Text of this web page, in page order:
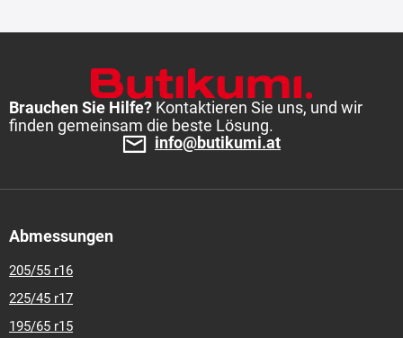
Brauchen Sie Hilfe? Kontaktieren Sie uns, und wir
finden gemeinsam die beste Lösung.
info@butikumi.at
Abmessungen
205/55 r16
225/45 r17
195/65 r15